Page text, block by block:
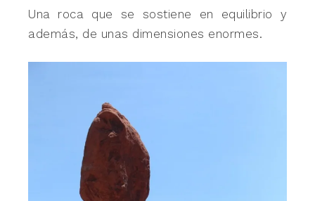
Una roca que se sostiene en equilibrio y
además, de unas dimensiones enormes.